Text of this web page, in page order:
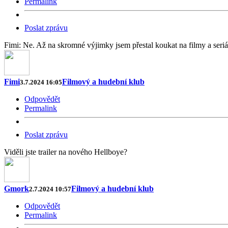
Poslat zprávu
Fimi: Ne. Až na skromné výjimky jsem přestal koukat na filmy a
Fimi3.7.2024 16:05Filmový a hudební klub
Odpovědět
Permalink
Poslat zprávu
Viděli jste trailer na nového Hellboye?
Gmork2.7.2024 10:57Filmový a hudební klub
Odpovědět
Permalink